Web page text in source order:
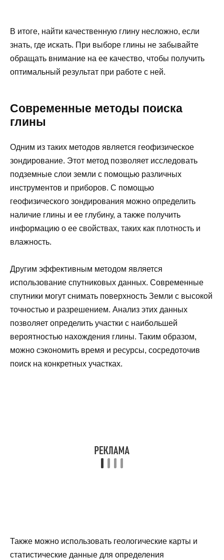
В итоге, найти качественную глину несложно, если
знать, где искать. При выборе глины не забывайте
обращать внимание на ее качество, чтобы получить
оптимальный результат при работе с ней.
Современные методы поиска
глины
Одним из таких методов является геофизическое
зондирование. Этот метод позволяет исследовать
подземные слои земли с помощью различных
инструментов и приборов. С помощью
геофизического зондирования можно определить
наличие глины и ее глубину, а также получить
информацию о ее свойствах, таких как плотность и
влажность.
Другим эффективным методом является
использование спутниковых данных. Современные
спутники могут снимать поверхность Земли с высокой
точностью и разрешением. Анализ этих данных
позволяет определить участки с наибольшей
вероятностью нахождения глины. Таким образом,
можно сэкономить время и ресурсы, сосредоточив
поиск на конкретных участках.
Также можно использовать геологические карты и
статистические данные для определения